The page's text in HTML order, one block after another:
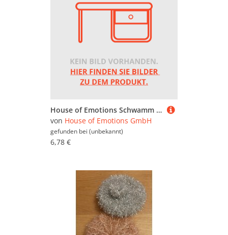
House of Emotions Schwamm gelb Auto Putzschwamm 840510
von House of Emotions GmbH
gefunden bei (unbekannt)
6,78 €